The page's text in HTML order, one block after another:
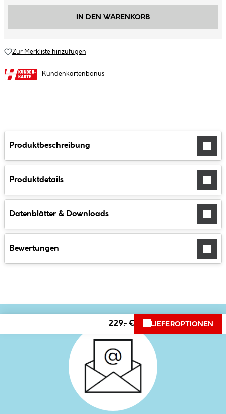
IN DEN WARENKORB
Zur Merkliste hinzufügen
Kundenkartenbonus
Produktbeschreibung
Produktdetails
Datenblätter & Downloads
Bewertungen
229.- € LIEFEROPTIONEN